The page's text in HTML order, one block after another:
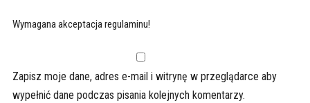
Wymagana akceptacja regulaminu!
Zapisz moje dane, adres e-mail i witrynę w przeglądarce aby
wypełnić dane podczas pisania kolejnych komentarzy.